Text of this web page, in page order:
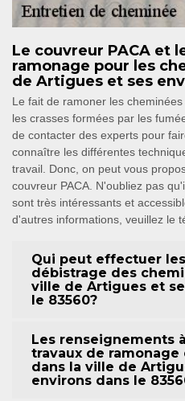
Le couvreur PACA et
ramonage pour les
de Artigues et ses
Le fait de ramoner les
les crasses formées par les
de contacter des experts pour
connaître les différentes
travail. Donc, on peut vous
couvreur PACA. N'oubliez pas
sont très intéressants et
d'autres informations, veuillez le
Qui peut effectuer
débistrage des
ville de Artigues et
le 83560?
Les renseignements
travaux de
dans la ville de
environs dans le